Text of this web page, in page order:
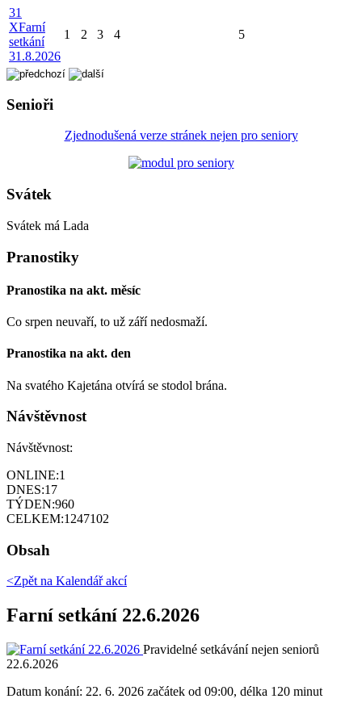
31
XFarní
setkání
31.8.2026
1 2 3 4 5
Senioři
Zjednodušená verze stránek nejen pro seniory
Svátek
Svátek má Lada
Pranostiky
Pranostika na akt. měsíc
Co srpen neuvaří, to už září nedosmaží.
Pranostika na akt. den
Na svatého Kajetána otvírá se stodol brána.
Návštěvnost
Návštěvnost:
ONLINE:1
DNES:17
TÝDEN:960
CELKEM:1247102
Obsah
<Zpět na Kalendář akcí
Farní setkání 22.6.2026
Pravidelné setkávání nejen seniorů
22.6.2026
Datum konání: 22. 6. 2026 začátek od 09:00, délka 120 minut